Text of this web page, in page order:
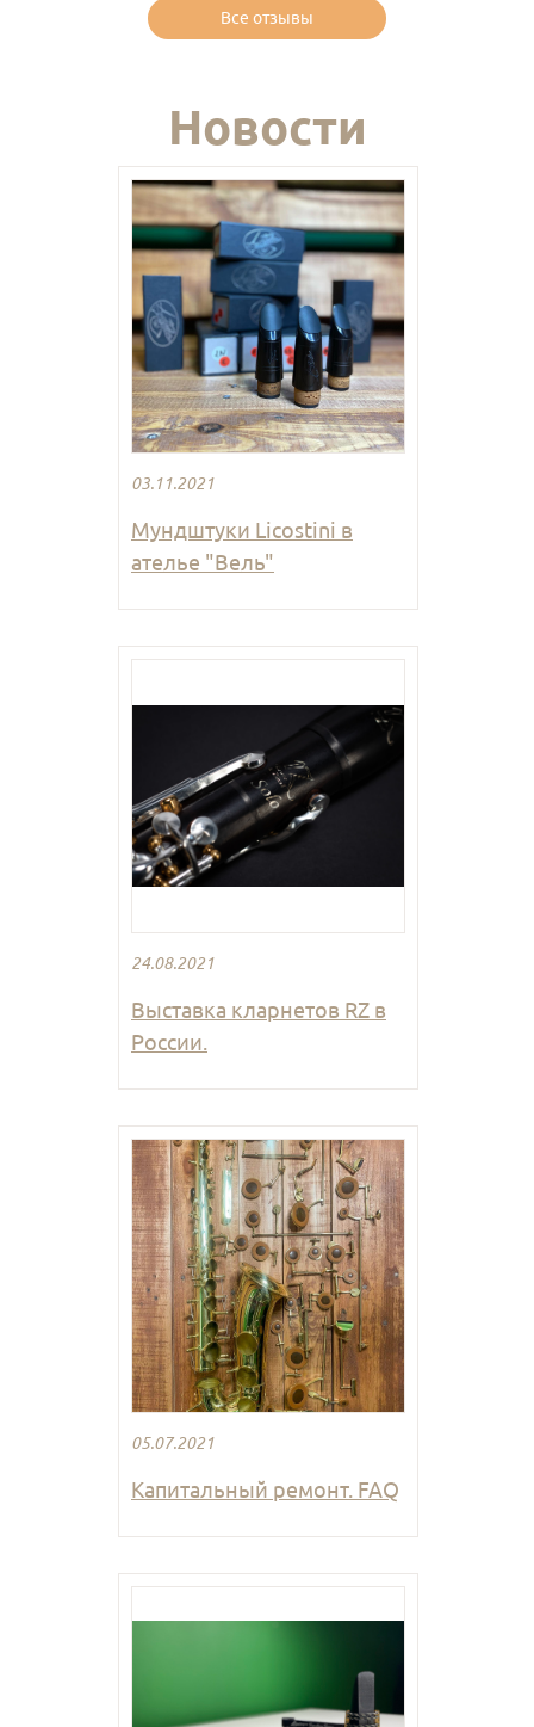
Все отзывы
Новости
03.11.2021
Мундштуки Licostini в
ателье "Вель"
24.08.2021
Выставка кларнетов RZ в
России.
05.07.2021
Капитальный ремонт. FAQ